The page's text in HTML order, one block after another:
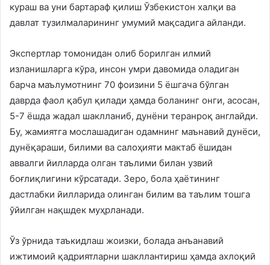
кураш ва уни бартараф қилиш Ўзбекистон халқи ва
давлат тузилмаларининг умумий мақсадига айланди.
Экспертлар томонидан олиб борилган илмий
изланишларга кўра, инсон умри давомида оладиган
барча маълумотнинг 70 фоизини 5 ёшгача бўлган
даврда фаол қабул қилади ҳамда боланинг онги, асосан,
5-7 ёшда жадал шаклланиб, дунёни теранроқ англайди.
Бу, жамиятга мослашадиган одамнинг маънавий дунёси,
дунёқараши, билими ва салоҳияти мактаб ёшидан
аввалги йилларда олган таълими билан узвий
боғлиқлигини кўрсатади. Зеро, бола ҳаётининг
дастлабки йилларида олинган билим ва таълим тошга
ўйилган нақшдек муҳрланади.
Ўз ўрнида таъкидлаш жоизки, болада анъанавий
ижтимоий қадриятларни шакллантириш ҳамда ахлоқий